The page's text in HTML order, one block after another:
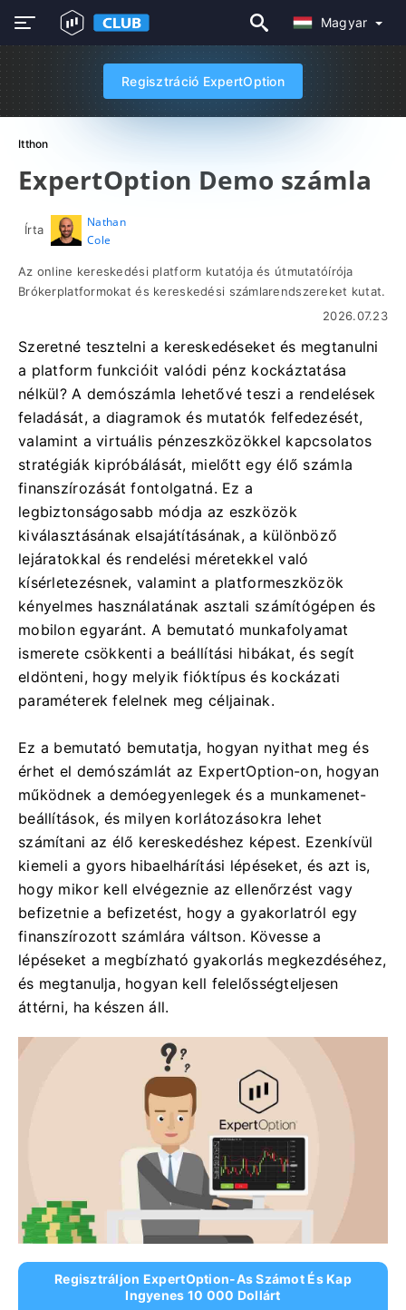
Magyar
Regisztráció ExpertOption
Itthon
ExpertOption Demo számla
Írta
Nathan
Cole
Az online kereskedési platform kutatója és útmutatóírója
Brókerplatformokat és kereskedési számlarendszereket kutat.
2026.07.23
Szeretné tesztelni a kereskedéseket és megtanulni
a platform funkcióit valódi pénz kockáztatása
nélkül? A demószámla lehetővé teszi a rendelések
feladását, a diagramok és mutatók felfedezését,
valamint a virtuális pénzeszközökkel kapcsolatos
stratégiák kipróbálását, mielőtt egy élő számla
finanszírozását fontolgatná. Ez a
legbiztonságosabb módja az eszközök
kiválasztásának elsajátításának, a különböző
lejáratokkal és rendelési méretekkel való
kísérletezésnek, valamint a platformeszközök
kényelmes használatának asztali számítógépen és
mobilon egyaránt. A bemutató munkafolyamat
ismerete csökkenti a beállítási hibákat, és segít
eldönteni, hogy melyik fióktípus és kockázati
paraméterek felelnek meg céljainak.
Ez a bemutató bemutatja, hogyan nyithat meg és
érhet el demószámlát az ExpertOption-on, hogyan
működnek a demóegyenlegek és a munkamenet-
beállítások, és milyen korlátozásokra lehet
számítani az élő kereskedéshez képest. Ezenkívül
kiemeli a gyors hibaelhárítási lépéseket, és azt is,
hogy mikor kell elvégeznie az ellenőrzést vagy
befizetnie a befizetést, hogy a gyakorlatról egy
finanszírozott számlára váltson. Kövesse a
lépéseket a megbízható gyakorlás megkezdéséhez,
és megtanulja, hogyan kell felelősségteljesen
áttérni, ha készen áll.
Regisztráljon ExpertOption-As Számot És Kap
Ingyenes 10 000 Dollárt